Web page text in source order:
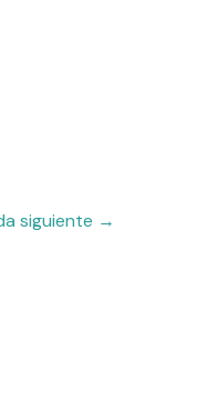
siguiente →